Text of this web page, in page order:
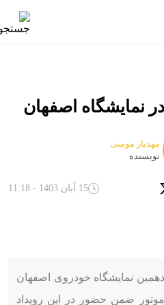
مهدیار مومنی
نویسنده
15 آبان 1403 - 11:18
نمایشگاه خودروی اصفهان
ضمن حضور در این رویداد